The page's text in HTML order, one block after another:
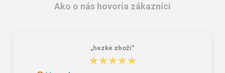
Ako o nás hovoria zákazníci
„hezké zboží“
★★★★★
★★★★★